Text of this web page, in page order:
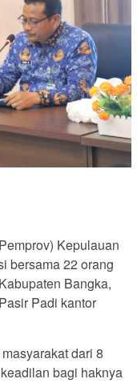
Kepulauan
bersama 22 orang
Bangka,
Padi kantor
dari 8
bagi haknya